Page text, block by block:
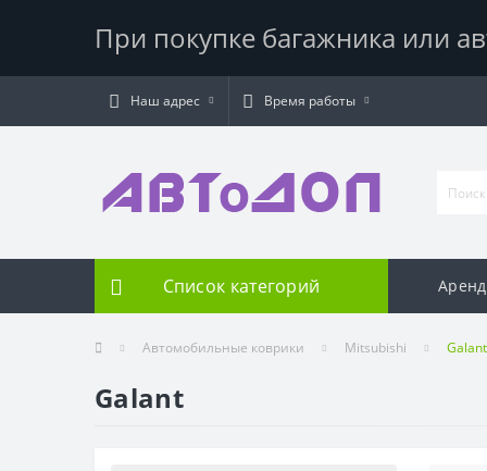
При покупке багажника или
Наш адрес Время работы
Список категорий
Автомобильные коврики Mitsubishi Galant
Galant